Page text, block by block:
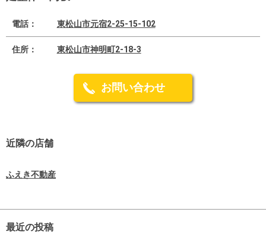
電話： 東松山市元宿2-25-15-102
住所： 東松山市神明町2-18-3
お問い合わせ
近隣の店舗
ふえき不動産
最近の投稿